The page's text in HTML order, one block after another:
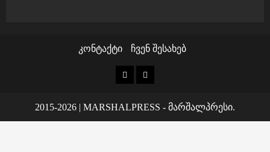
კონტაქტი ჩვენ შესახებ
კონტაქტი
ჩვენ
2015-2026 | MARSHALPRESS - მარშალპრესი.